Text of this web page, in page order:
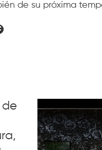
de su próxima
de